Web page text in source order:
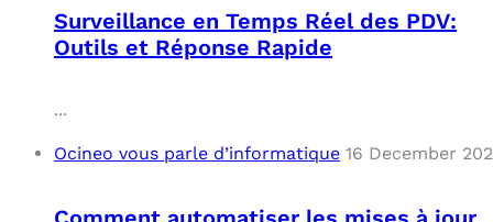
Surveillance en Temps Réel des PDV:
Outils et Réponse Rapide
...
Ocineo vous parle d’informatique 16 December